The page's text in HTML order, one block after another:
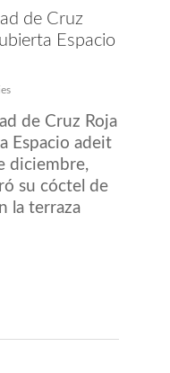
de Cruz
Espacio
de Cruz Roja
Espacio adeit
diciembre,
su cóctel de
la terraza